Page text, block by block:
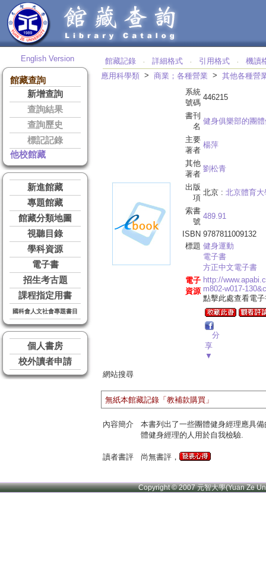
English Version
館藏查詢
新增查詢
查詢結果
查詢歷史
標記記錄
他校館藏
新進館藏
專題館藏
館藏分類地圖
視聽目錄
學科資源
電子書
招生考古題
課程指定用書
國科會人文社會專題書目
個人書房
校外讀者申請
館藏記錄 ‧ 詳細格式 ‧ 引用格式 ‧
機讀
應用科學類 > 商業；各種營業 > 其他各種營
系統
號碼
446215
書刊
名
健身俱樂部的團
主要
著者
楊萍
其他
著者
劉松青
出版
項
北京 : 北京體育
索書
號
489.91
ISBN 9787811009132
標題 健身運動
電子書
方正中文電子書
電子
資源
http://
m802-w017-
點擊此處查看電
分
享
▼
網站搜尋
無紙本館藏記錄「教補款購買」
內容簡介
本書列出了一些團體健身經理應具
體健身經理的人用於自我檢驗.
讀者書評 尚無書評，
Copyright © 2007 元智大學(Yuan Ze